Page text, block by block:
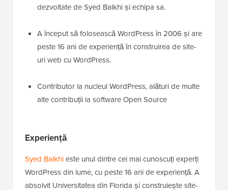
dezvoltate de Syed Balkhi și echipa sa.
A început să folosească WordPress în 2006 și are
peste 16 ani de experiență în construirea de site-
uri web cu WordPress.
Contributor la nucleul WordPress, alături de multe
alte contribuții la software Open Source
Experiență
Syed Balkhieste unul dintre cei mai cunoscuți experți
WordPress din lume, cu peste 16 ani de experiență. A
absolvit Universitatea din Florida și construiește site-